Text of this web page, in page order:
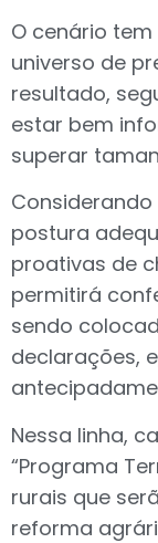
O cenário
universo de
resultado,
estar bem
superar
postura
proativas de
permitirá
sendo
declarações,
Nessa linha,
“Programa
rurais que
reforma